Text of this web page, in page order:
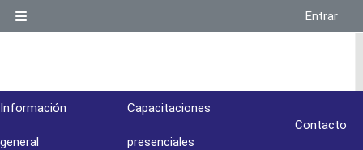
Entrar
Información
general
Capacitaciones
presenciales
Contacto